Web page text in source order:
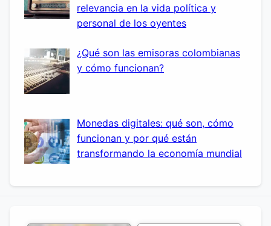
relevancia en la vida política y
personal de los oyentes
¿Qué son las emisoras colombianas
y cómo funcionan?
Monedas digitales: qué son, cómo
funcionan y por qué están
transformando la economía mundial